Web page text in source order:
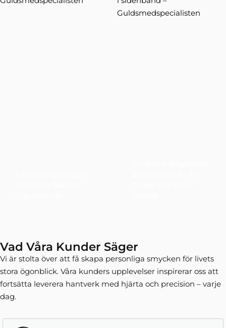
Vad Våra Kunder Säger
Vi är stolta över att få skapa personliga smycken för livets
stora ögonblick. Våra kunders upplevelser inspirerar oss att
fortsätta leverera hantverk med hjärta och precision – varje
dag.